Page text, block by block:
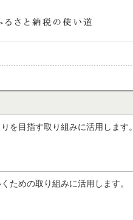
を目指す取り組みに活用します。
ための取り組みに活用します。